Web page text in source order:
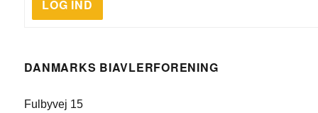
LOG IND
DANMARKS BIAVLERFORENING
Fulbyvej 15